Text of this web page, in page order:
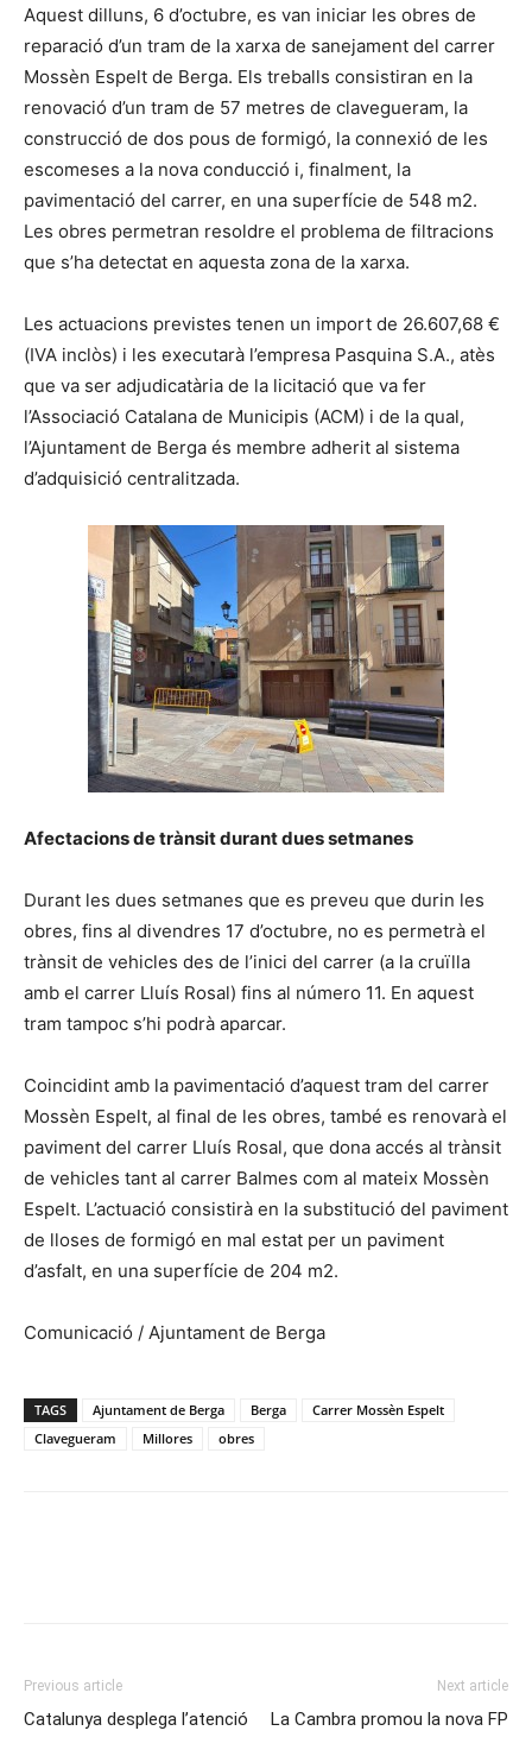
Aquest dilluns, 6 d’octubre, es van iniciar les obres de
reparació d’un tram de la xarxa de sanejament del carrer
Mossèn Espelt de Berga. Els treballs consistiran en la
renovació d’un tram de 57 metres de clavegueram, la
construcció de dos pous de formigó, la connexió de les
escomeses a la nova conducció i, finalment, la
pavimentació del carrer, en una superfície de 548 m2.
Les obres permetran resoldre el problema de filtracions
que s’ha detectat en aquesta zona de la xarxa.
Les actuacions previstes tenen un import de 26.607,68 €
(IVA inclòs) i les executarà l’empresa Pasquina S.A., atès
que va ser adjudicatària de la licitació que va fer
l’Associació Catalana de Municipis (ACM) i de la qual,
l’Ajuntament de Berga és membre adherit al sistema
d’adquisició centralitzada.
Afectacions de trànsit durant dues setmanes
Durant les dues setmanes que es preveu que durin les
obres, fins al divendres 17 d’octubre, no es permetrà el
trànsit de vehicles des de l’inici del carrer (a la cruïlla
amb el carrer Lluís Rosal) fins al número 11. En aquest
tram tampoc s’hi podrà aparcar.
Coincidint amb la pavimentació d’aquest tram del carrer
Mossèn Espelt, al final de les obres, també es renovarà el
paviment del carrer Lluís Rosal, que dona accés al trànsit
de vehicles tant al carrer Balmes com al mateix Mossèn
Espelt. L’actuació consistirà en la substitució del paviment
de lloses de formigó en mal estat per un paviment
d’asfalt, en una superfície de 204 m2.
Comunicació / Ajuntament de Berga
TAGS Ajuntament de Berga Berga
Carrer Mossèn Espelt
Clavegueram
Millores obres
Previous article
Catalunya desplega l’atenció
Next article
La Cambra promou la nova FP